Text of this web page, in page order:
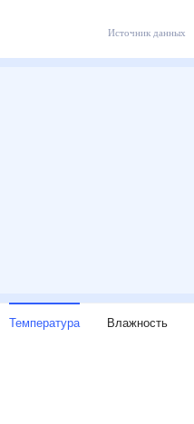
Источник данных
Температура Влажность